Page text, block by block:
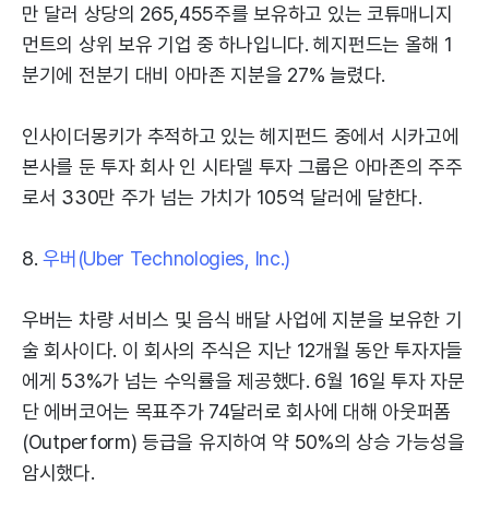
만 달러 상당의 265,455주를 보유하고 있는 코튜매니지
먼트의 상위 보유 기업 중 하나입니다. 헤지펀드는 올해 1
분기에 전분기 대비 아마존 지분을 27% 늘렸다.
인사이더몽키가 추적하고 있는 헤지펀드 중에서 시카고에
본사를 둔 투자 회사 인 시타델 투자 그룹은 아마존의 주주
로서 330만 주가 넘는 가치가 105억 달러에 달한다.
8.우버(Uber Technologies, Inc.)
우버는 차량 서비스 및 음식 배달 사업에 지분을 보유한 기
술 회사이다. 이 회사의 주식은 지난 12개월 동안 투자자들
에게 53%가 넘는 수익률을 제공했다. 6월 16일 투자 자문
단 에버코어는 목표주가 74달러로 회사에 대해 아웃퍼폼
(Outperform) 등급을 유지하여 약 50%의 상승 가능성을
암시했다.